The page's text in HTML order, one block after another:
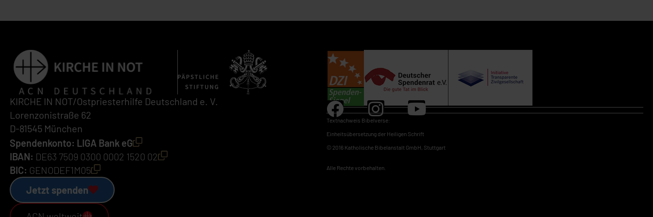
KIRCHE IN NOT/Ostpriesterhilfe Deutschland e. V.
Lorenzonistraße 62
D-81545 München
Spendenkonto: LIGA Bank eG
IBAN: DE63 7509 0300 0002 1520 02
BIC: GENODEF1M05
Jetzt spenden
Textnachweis Bibelverse:
Einheitsübersetzung der Heiligen Schrift
© 2016 Katholische Bibelanstalt GmbH, Stuttgart
Alle Rechte vorbehalten.